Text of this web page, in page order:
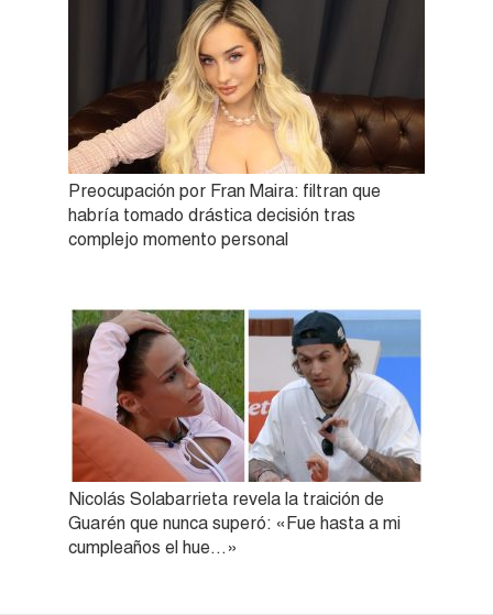
Preocupación por Fran Maira: filtran que
habría tomado drástica decisión tras
complejo momento personal
Nicolás Solabarrieta revela la traición de
Guarén que nunca superó: «Fue hasta a mi
cumpleaños el hue…»